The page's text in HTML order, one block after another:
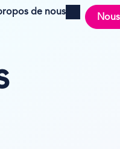
de nous
menu